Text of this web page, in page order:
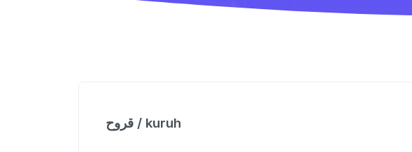
قروح / kuruh